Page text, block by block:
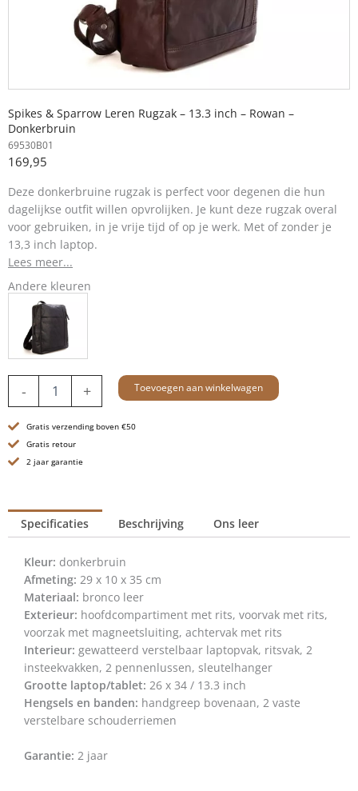
Spikes & Sparrow Leren Rugzak – 13.3 inch – Rowan –
Donkerbruin
69530B01
169,95
Deze donkerbruine rugzak is perfect voor degenen die hun
dagelijkse outfit willen opvrolijken. Je kunt deze rugzak overal
voor gebruiken, in je vrije tijd of op je werk. Met of zonder je
13,3 inch laptop.
Lees meer...
Andere kleuren
-
Rugzak
13.3
inch
-
Donkerbruin
aantal
+ Toevoegen aan winkelwagen
Gratis verzending boven €50
Gratis retour
2 jaar garantie
Specificaties Beschrijving Ons leer
Kleur: donkerbruin
Afmeting: 29 x 10 x 35 cm
Materiaal: bronco leer
Exterieur: hoofdcompartiment met rits, voorvak met rits,
voorzak met magneetsluiting, achtervak met rits
Interieur: gewatteerd verstelbaar laptopvak, ritsvak, 2
insteekvakken, 2 pennenlussen, sleutelhanger
Grootte laptop/tablet: 26 x 34 / 13.3 inch
Hengsels en banden: handgreep bovenaan, 2 vaste
verstelbare schouderriemen
Garantie: 2 jaar